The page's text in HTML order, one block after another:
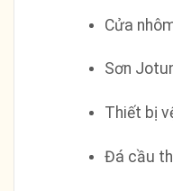
Cửa
Sơn
Thiết bị
Đá cầu